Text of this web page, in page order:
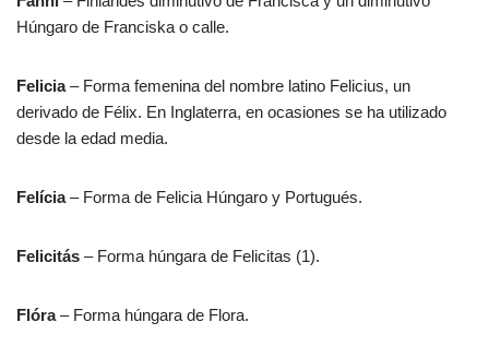
Húngaro de Franciska o calle.
Felicia– Forma femenina del nombre latino Felicius, un
derivado de Félix. En Inglaterra, en ocasiones se ha utilizado
desde la edad media.
Felícia– Forma de Felicia Húngaro y Portugués.
Felicitás – Forma húngara de Felicitas (1).
Flóra– Forma húngara de Flora.